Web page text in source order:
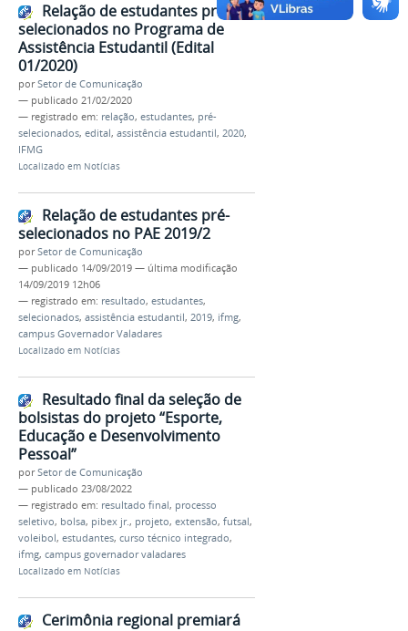
Relação de estudantes pré-
selecionados no Programa de
Assistência Estudantil (Edital
01/2020)
porSetor de Comunicação
— publicado 21/02/2020
— registrado em: relação, estudantes, pré-
selecionados, edital, assistência estudantil, 2020,
IFMG
Localizado em Notícias
Relação de estudantes pré-
selecionados no PAE 2019/2
porSetor de Comunicação
— publicado 14/09/2019 — última modificação
14/09/2019 12h06
— registrado em: resultado, estudantes,
selecionados, assistência estudantil, 2019, ifmg,
campus Governador Valadares
Localizado em Notícias
Resultado final da seleção de
bolsistas do projeto “Esporte,
Educação e Desenvolvimento
Pessoal”
porSetor de Comunicação
— publicado 23/08/2022
— registrado em: resultado final, processo
seletivo, bolsa, pibex jr., projeto, extensão, futsal,
voleibol, estudantes, curso técnico integrado,
ifmg, campus governador valadares
Localizado em Notícias
Cerimônia regional premiará